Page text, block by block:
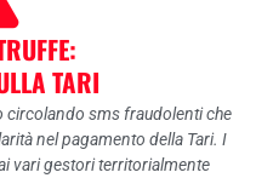
dei premi
TARI
circolando sms fraudolenti che
nel pagamento della Tari. I
vari gestori territorialmente